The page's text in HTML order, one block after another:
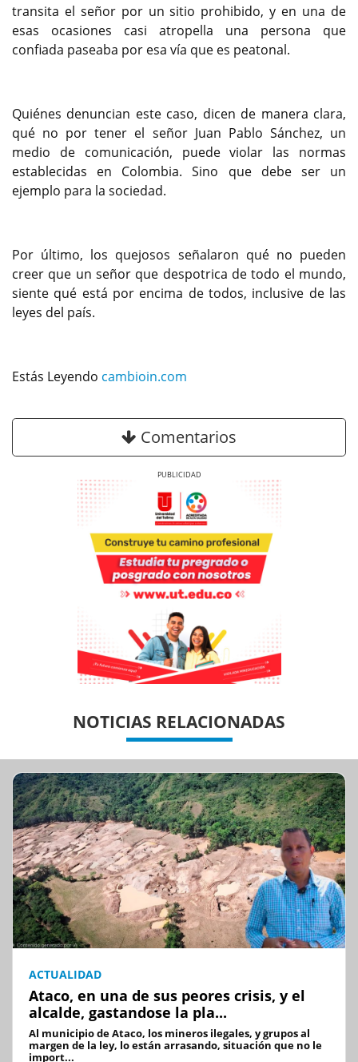
transita el señor por un sitio prohibido, y en una de
esas ocasiones casi atropella una persona que
confiada paseaba por esa vía que es peatonal.
Quiénes denuncian este caso, dicen de manera clara,
qué no por tener el señor Juan Pablo Sánchez, un
medio de comunicación, puede violar las normas
establecidas en Colombia. Sino que debe ser un
ejemplo para la sociedad.
Por último, los quejosos señalaron qué no pueden
creer que un señor que despotrica de todo el mundo,
siente qué está por encima de todos, inclusive de las
leyes del país.
Estás Leyendo cambioin.com
Comentarios
NOTICIAS RELACIONADAS
ACTUALIDAD
Ataco, en una de sus peores crisis, y el
alcalde, gastandose la pla...
Al municipio de Ataco, los mineros ilegales, y grupos al
margen de la ley, lo están arrasando, situación que no le
import...